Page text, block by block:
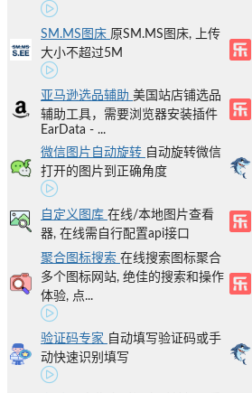
SM.MS图床 原SM.MS图床, 上传
大小不超过5M
亚马逊选品辅助 美国站店铺选品
辅助工具，需要浏览器安装插件
EarData - ...
微信图片自动旋转 自动旋转微信
打开的图片到正确角度
自定义图库 在线/本地图片查看
器, 在线需自行配置api接口
聚合图标搜索 在线搜索图标聚合
多个图标网站, 绝佳的搜索和操作
体验, 点...
验证码专家 自动填写验证码或手
动快速识别填写